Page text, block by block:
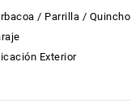
/ Parrilla / Quincho
Exterior